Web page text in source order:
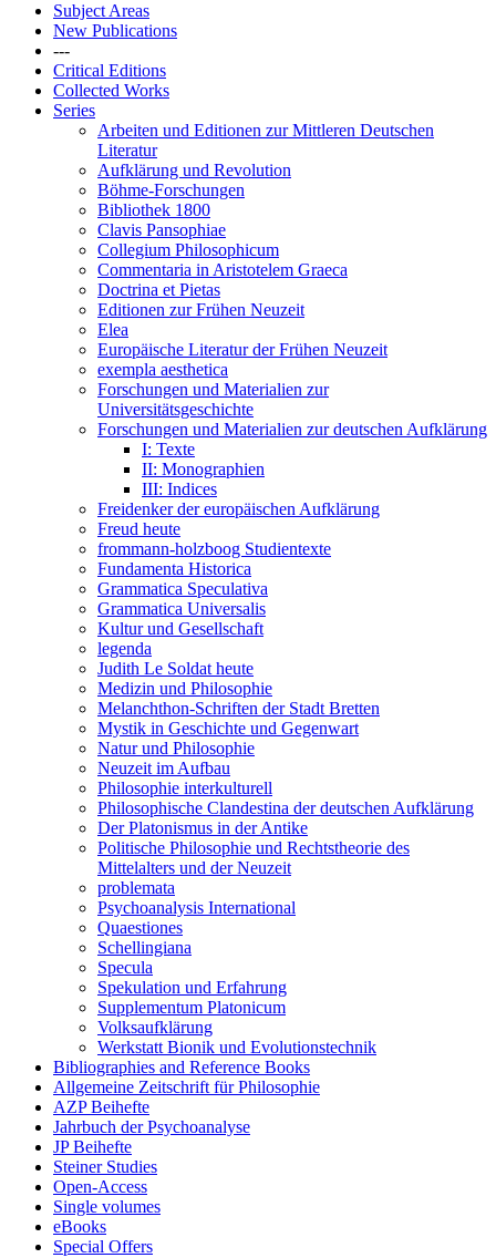
Subject Areas
New Publications
---
Critical Editions
Collected Works
Series
Arbeiten und Editionen zur Mittleren Deutschen
Literatur
Aufklärung und Revolution
Böhme-Forschungen
Bibliothek 1800
Clavis Pansophiae
Collegium Philosophicum
Commentaria in Aristotelem Graeca
Doctrina et Pietas
Editionen zur Frühen Neuzeit
Elea
Europäische Literatur der Frühen Neuzeit
exempla aesthetica
Forschungen und Materialien zur
Universitätsgeschichte
Forschungen und Materialien zur deutschen Aufklärung
I: Texte
II: Monographien
III: Indices
Freidenker der europäischen Aufklärung
Freud heute
frommann-holzboog Studientexte
Fundamenta Historica
Grammatica Speculativa
Grammatica Universalis
Kultur und Gesellschaft
legenda
Judith Le Soldat heute
Medizin und Philosophie
Melanchthon-Schriften der Stadt Bretten
Mystik in Geschichte und Gegenwart
Natur und Philosophie
Neuzeit im Aufbau
Philosophie interkulturell
Philosophische Clandestina der deutschen Aufklärung
Der Platonismus in der Antike
Politische Philosophie und Rechtstheorie des
Mittelalters und der Neuzeit
problemata
Psychoanalysis International
Quaestiones
Schellingiana
Specula
Spekulation und Erfahrung
Supplementum Platonicum
Volksaufklärung
Werkstatt Bionik und Evolutionstechnik
Bibliographies and Reference Books
Allgemeine Zeitschrift für Philosophie
AZP Beihefte
Jahrbuch der Psychoanalyse
JP Beihefte
Steiner Studies
Open-Access
Single volumes
eBooks
Special Offers